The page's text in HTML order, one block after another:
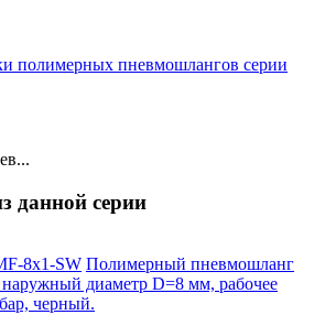
полимерных пневмошлангов серии
данной серии
8х1-SW Полимерный пневмошланг
диаметр D=8 мм, рабочее
черный.